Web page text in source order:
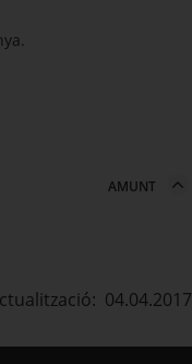
AMUNT
04.04.2017